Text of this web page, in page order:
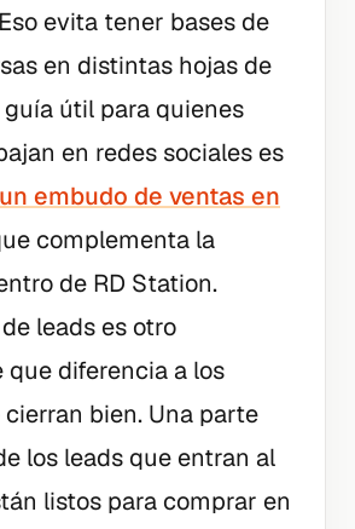
evita tener bases de
en distintas hojas de
útil para quienes
en redes sociales es
embudo de ventas en
complementa la
de RD Station.
leads es otro
que diferencia a los
bien. Una parte
los leads que entran al
listos para comprar en